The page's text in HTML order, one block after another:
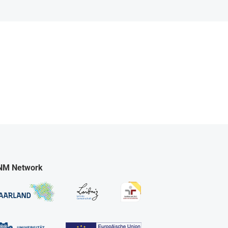
Network